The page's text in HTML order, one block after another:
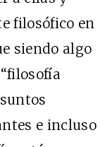
filosófico en
siendo algo
e incluso